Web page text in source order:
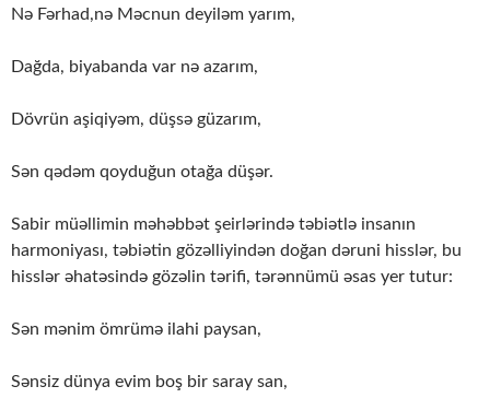
Nə Fərhad,nə Məcnun deyiləm yarım,
Dağda, biyabanda var nə azarım,
Dövrün aşiqiyəm, düşsə güzarım,
Sən qədəm qoyduğun otağa düşər.
Sabir müəllimin məhəbbət şeirlərində təbiətlə insanın
harmoniyası, təbiətin gözəlliyindən doğan dəruni hisslər, bu
hisslər əhatəsində gözəlin tərifi, tərənnümü əsas yer tutur:
Sən mənim ömrümə ilahi paysan,
Sənsiz dünya evim boş bir saray san,